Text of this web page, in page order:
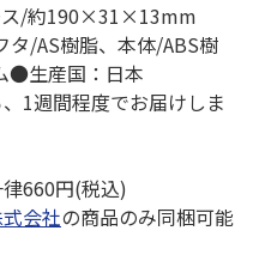
/約190×31×13mm
/AS樹脂、本体/ABS樹
●生産国：日本
1週間程度でお届けしま
660円(税込)
会社の商品のみ同梱可能